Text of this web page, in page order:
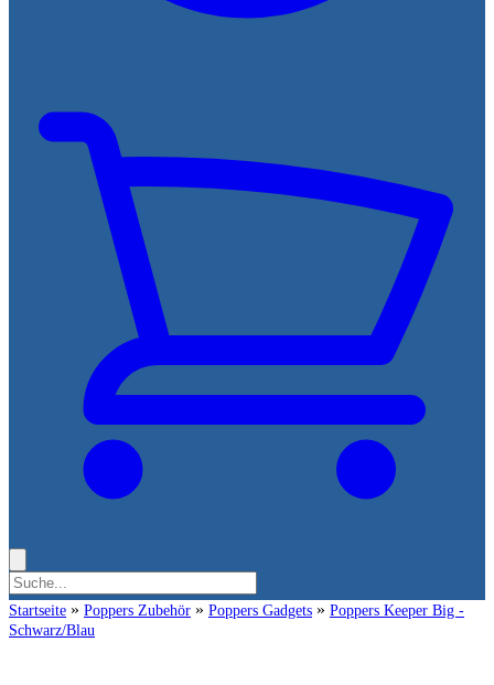
Startseite » Poppers Zubehör » Poppers Gadgets » Poppers Keeper Big -
Schwarz/Blau